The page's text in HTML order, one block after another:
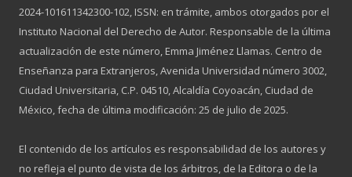
2024-101611342300-102, ISSN: en trámite, ambos otorgados por el
Instituto Nacional del Derecho de Autor. Responsable de la última
actualización de este número, Emma Jiménez Llamas. Centro de
Enseñanza para Extranjeros, Avenida Universidad número 3002,
Ciudad Universitaria, C.P. 04510, Alcaldía Coyoacán, Ciudad de
México, fecha de última modificación: 25 de julio de 2025.
El contenido de los artículos es responsabilidad de los autores y
no refleja el punto de vista de los árbitros, de la Editora o de la